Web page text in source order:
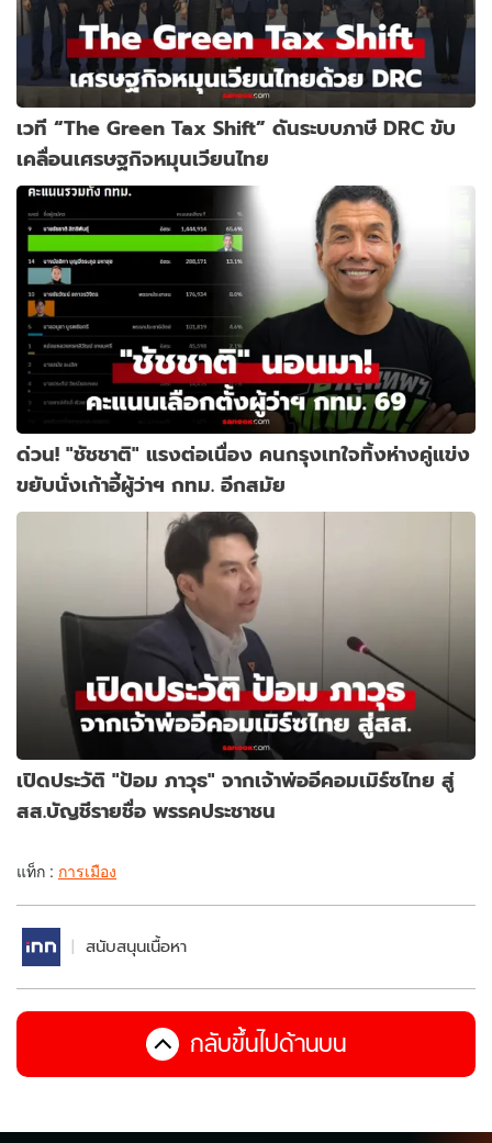
เวที “The Green Tax Shift” ดันระบบภาษี DRC ขับ
เคลื่อนเศรษฐกิจหมุนเวียนไทย
ด่วน! "ชัชชาติ" แรงต่อเนื่อง คนกรุงเทใจทิ้งห่างคู่แข่ง
ขยับนั่งเก้าอี้ผู้ว่าฯ กทม. อีกสมัย
เปิดประวัติ "ป้อม ภาวุธ" จากเจ้าพ่ออีคอมเมิร์ซไทย สู่
สส.บัญชีรายชื่อ พรรคประชาชน
แท็ก : การเมือง
สนับสนุนเนื้อหา
กลับขึ้นไปด้านบน